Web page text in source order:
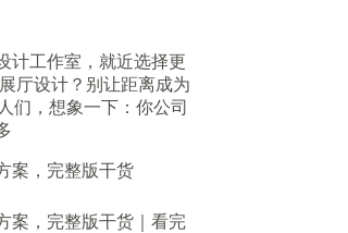
计工作室，就近选择更
厅设计？别让距离成为
们，想象一下：你公司
近
字
案，完整版干货
案，完整版干货｜看完